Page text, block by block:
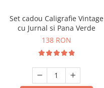
Set cadou Caligrafie Vintage
cu Jurnal si Pana Verde
138 RON